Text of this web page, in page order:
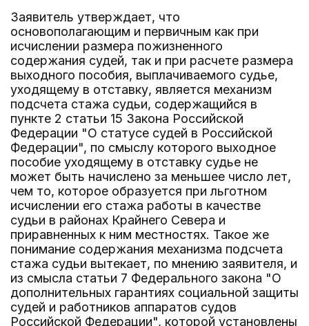
Заявитель утверждает, что
основополагающим и первичным как при
исчислении размера пожизненного
содержания судей, так и при расчете размера
выходного пособия, выплачиваемого судье,
уходящему в отставку, является механизм
подсчета стажа судьи, содержащийся в
пункте 2 статьи 15 Закона Российской
Федерации "О статусе судей в Российской
Федерации", по смыслу которого выходное
пособие уходящему в отставку судье не
может быть начислено за меньшее число лет,
чем то, которое образуется при льготном
исчислении его стажа работы в качестве
судьи в районах Крайнего Севера и
приравненных к ним местностях. Такое же
понимание содержания механизма подсчета
стажа судьи вытекает, по мнению заявителя, и
из смысла статьи 7 Федерального закона "О
дополнительных гарантиях социальной защиты
судей и работников аппаратов судов
Российской Федерации", которой установлены